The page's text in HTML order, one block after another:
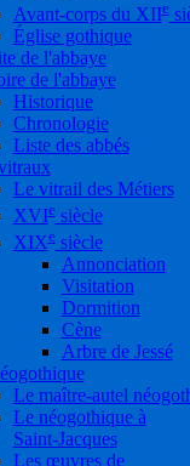
Avant-corps du XIIe
Église gothique
de l'abbaye
de l'abbaye
Historique
Chronologie
Liste des abbés
Le vitrail des Métiers
XVIesiècle
XIXesiècle
Annonciation
Visitation
Dormition
Cène
Arbre de Jessé
Le maître-autel
Le néogothique à
Saint-Jacques
Les œuvres de